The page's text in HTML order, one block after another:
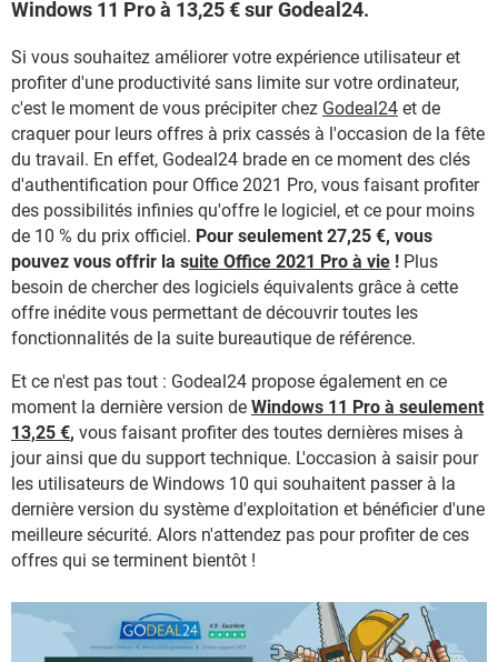
Windows 11 Pro à 13,25 € sur Godeal24.
Si vous souhaitez améliorer votre expérience utilisateur et
profiter d'une productivité sans limite sur votre ordinateur,
c'est le moment de vous précipiter chez Godeal24 et de
craquer pour leurs offres à prix cassés à l'occasion de la fête
du travail. En effet, Godeal24 brade en ce moment des clés
d'authentification pour Office 2021 Pro, vous faisant profiter
des possibilités infinies qu'offre le logiciel, et ce pour moins
de 10 % du prix officiel. Pour seulement 27,25 €, vous
pouvez vous offrir la suite Office 2021 Pro à vie ! Plus
besoin de chercher des logiciels équivalents grâce à cette
offre inédite vous permettant de découvrir toutes les
fonctionnalités de la suite bureautique de référence.
Et ce n'est pas tout : Godeal24 propose également en ce
moment la dernière version de Windows 11 Pro à seulement
13,25 €, vous faisant profiter des toutes dernières mises à
jour ainsi que du support technique. L'occasion à saisir pour
les utilisateurs de Windows 10 qui souhaitent passer à la
dernière version du système d'exploitation et bénéficier d'une
meilleure sécurité. Alors n'attendez pas pour profiter de ces
offres qui se terminent bientôt !